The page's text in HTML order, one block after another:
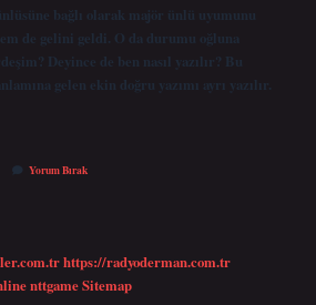
bağlı olarak majör ünlü uyumunu
de gelini geldi. O da durumu oğluna
Deyince de ben nasıl yazılır? Bu
gelen ekin doğru yazımı ayrı yazılır.
Yorum Bırak
https://radyoderman.com.tr
nttgameSitemap